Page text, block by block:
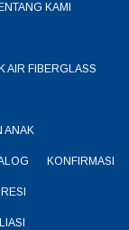
KAMI
AIR FIBERGLASS
ANAK
KONFIRMASI